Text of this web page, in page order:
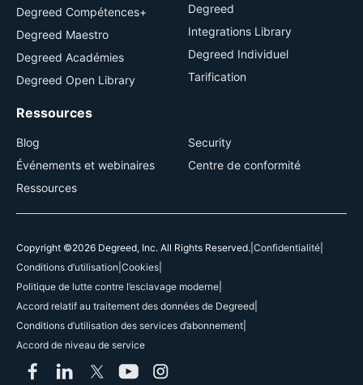
Degreed Compétences+
Degreed Maestro
Degreed Académies
Degreed Open Library
Degreed
Integrations Library
Degreed Individuel
Tarification
Ressources
Blog
Événements et webinaires
Ressources
Security
Centre de conformité
Copyright ©2026 Degreed, Inc. All Rights Reserved. Confidentialité
Conditions d’utilisation Cookies
Politique de lutte contre l’esclavage moderne
Accord relatif au traitement des données de Degreed
Conditions d’utilisation des services d’abonnement
Accord de niveau de service